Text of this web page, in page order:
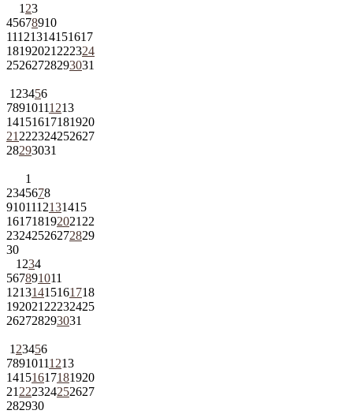
1 23
45678910
11121314151617
18192021 222324
25262728293031
1 23456
78910111213
14151617181920
21 222324252627
28293031
1
2345678
9101112131415
161718192021 22
23242526272829
30
1 234
567891011
12131415161718
192021 22232425
262728293031
1 23456
78910111213
14151617181920
21 222324252627
282930